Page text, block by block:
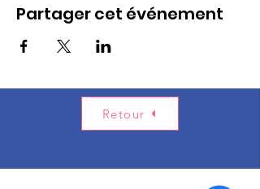
Partager cet événement
Retour